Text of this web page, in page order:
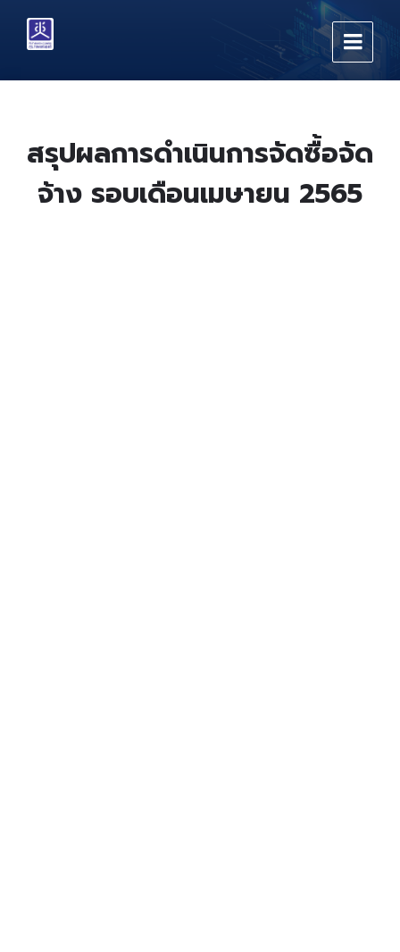
content
main
footer
สรุปผลการดำเนินการจัดซื้อจัด
จ้าง รอบเดือนเมษายน 2565